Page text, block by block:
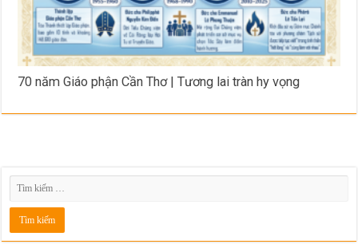
70 năm Giáo phận Cần Thơ | Tương lai tràn hy vọng